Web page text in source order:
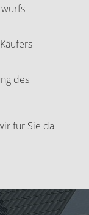
des
für Sie da